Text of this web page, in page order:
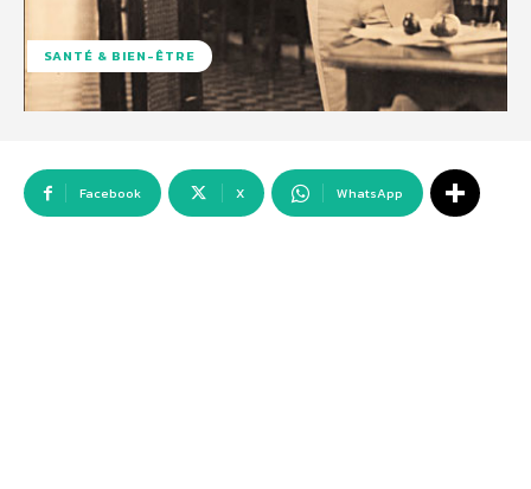
SANTÉ & BIEN-ÊTRE
Facebook X WhatsApp